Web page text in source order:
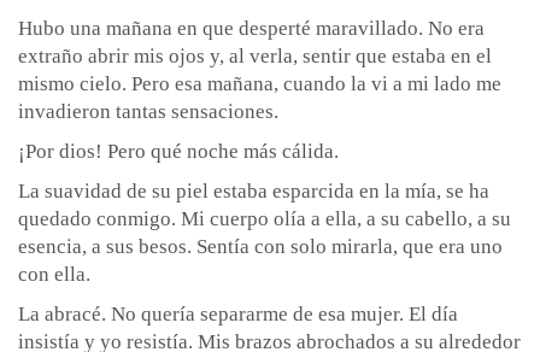
Hubo una mañana en que desperté maravillado. No era
extraño abrir mis ojos y, al verla, sentir que estaba en el
mismo cielo. Pero esa mañana, cuando la vi a mi lado me
invadieron tantas sensaciones.
¡Por dios! Pero qué noche más cálida.
La suavidad de su piel estaba esparcida en la mía, se ha
quedado conmigo. Mi cuerpo olía a ella, a su cabello, a su
esencia, a sus besos. Sentía con solo mirarla, que era uno
con ella.
La abracé. No quería separarme de esa mujer. El día
insistía y yo resistía. Mis brazos abrochados a su alrededor